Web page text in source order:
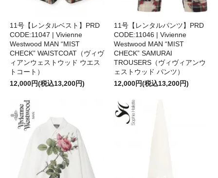
11号【レンタルベスト】PRD
CODE:11047 | Vivienne
Westwood MAN “MIST
CHECK” WAISTCOAT（ヴィヴ
ィアンウェストウッド ウエス
トコート）
12,000円(税込13,200円)
11号【レンタルパンツ】PRD
CODE:11046 | Vivienne
Westwood MAN “MIST
CHECK” SAMURAI
TROUSERS（ヴィヴィアンウ
ェストウッド パンツ）
12,000円(税込13,200円)